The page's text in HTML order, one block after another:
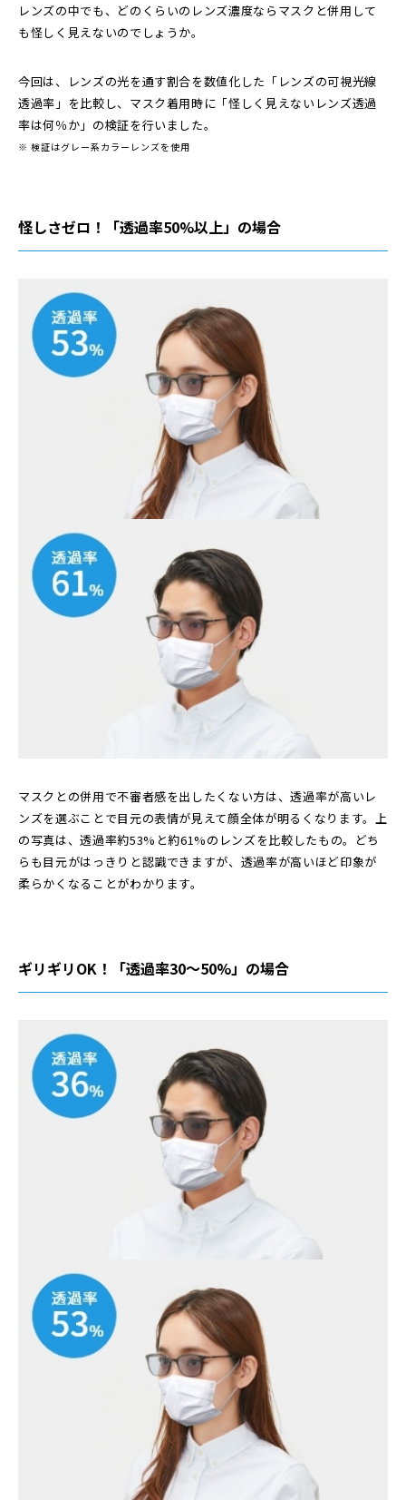
レンズの中でも、どのくらいのレンズ濃度ならマスクと併用して
も怪しく見えないのでしょうか。
今回は、レンズの光を通す割合を数値化した「レンズの可視光線
透過率」を比較し、マスク着用時に「怪しく見えないレンズ透過
率は何％か」の検証を行いました。
※ 検証はグレー系カラーレンズを使用
怪しさゼロ！「透過率50%以上」の場合
マスクとの併用で不審者感を出したくない方は、透過率が高いレ
ンズを選ぶことで目元の表情が見えて顔全体が明るくなります。上
の写真は、透過率約53%と約61%のレンズを比較したもの。どち
らも目元がはっきりと認識できますが、透過率が高いほど印象が
柔らかくなることがわかります。
ギリギリOK！「透過率30〜50%」の場合